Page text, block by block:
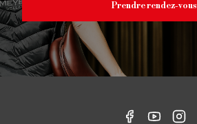
Prendre rendez-vous